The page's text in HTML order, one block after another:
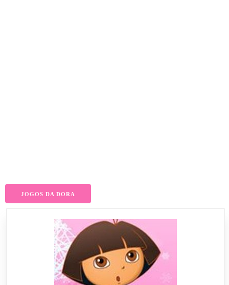
JOGOS DA DORA